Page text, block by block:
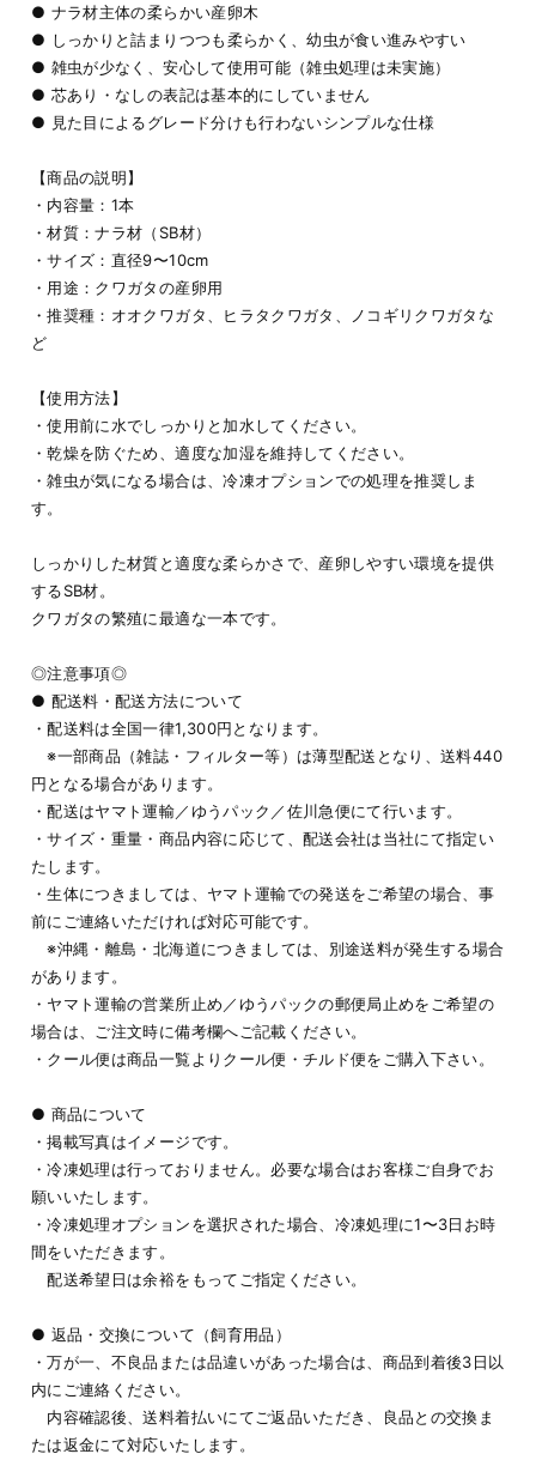
● ナラ材主体の柔らかい産卵木
● しっかりと詰まりつつも柔らかく、幼虫が食い進みやすい
● 雑虫が少なく、安心して使用可能（雑虫処理は未実施）
● 芯あり・なしの表記は基本的にしていません
● 見た目によるグレード分けも行わないシンプルな仕様
【商品の説明】
・内容量：1本
・材質：ナラ材（SB材）
・サイズ：直径9〜10cm
・用途：クワガタの産卵用
・推奨種：オオクワガタ、ヒラタクワガタ、ノコギリクワガタな
ど
【使用方法】
・使用前に水でしっかりと加水してください。
・乾燥を防ぐため、適度な加湿を維持してください。
・雑虫が気になる場合は、冷凍オプションでの処理を推奨しま
す。
しっかりした材質と適度な柔らかさで、産卵しやすい環境を提供
するSB材。
クワガタの繁殖に最適な一本です。
◎注意事項◎
● 配送料・配送方法について
・配送料は全国一律1,300円となります。
※一部商品（雑誌・フィルター等）は薄型配送となり、送料440
円となる場合があります。
・配送はヤマト運輸／ゆうパック／佐川急便にて行います。
・サイズ・重量・商品内容に応じて、配送会社は当社にて指定い
たします。
・生体につきましては、ヤマト運輸での発送をご希望の場合、事
前にご連絡いただければ対応可能です。
※沖縄・離島・北海道につきましては、別途送料が発生する場合
があります。
・ヤマト運輸の営業所止め／ゆうパックの郵便局止めをご希望の
場合は、ご注文時に備考欄へご記載ください。
・クール便は商品一覧よりクール便・チルド便をご購入下さい。
● 商品について
・掲載写真はイメージです。
・冷凍処理は行っておりません。必要な場合はお客様ご自身でお
願いいたします。
・冷凍処理オプションを選択された場合、冷凍処理に1〜3日お時
間をいただきます。
配送希望日は余裕をもってご指定ください。
● 返品・交換について（飼育用品）
・万が一、不良品または品違いがあった場合は、商品到着後3日以
内にご連絡ください。
内容確認後、送料着払いにてご返品いただき、良品との交換ま
たは返金にて対応いたします。